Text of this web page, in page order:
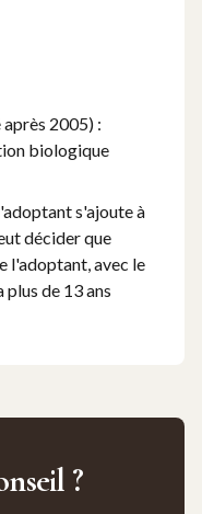
2005) :
biologique
s'ajoute à
décider que
l'adoptant, avec le
de 13 ans
?